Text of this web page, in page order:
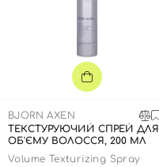
BJORN AXEN
ТЕКСТУРУЮЧИЙ СПРЕЙ ДЛЯ
ОБ'ЄМУ ВОЛОССЯ, 200 МЛ
Volume Texturizing Spray